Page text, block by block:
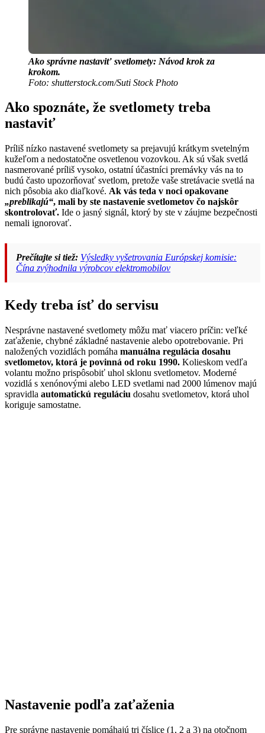
Ako správne nastaviť svetlomety: Návod krok za
krokom.
Foto: shutterstock.com/Suti Stock Photo
Ako spoznáte, že svetlomety treba
nastaviť
Príliš nízko nastavené svetlomety sa prejavujú krátkym svetelným
kužeľom a nedostatočne osvetlenou vozovkou. Ak sú však svetlá
nasmerované príliš vysoko, ostatní účastníci premávky vás na to
budú často upozorňovať svetlom, pretože vaše stretávacie svetlá na
nich pôsobia ako diaľkové. Ak vás teda v noci opakovane
„preblikajú“, mali by ste nastavenie svetlometov čo najskôr
skontrolovať. Ide o jasný signál, ktorý by ste v záujme bezpečnosti
nemali ignorovať.
Prečítajte si tiež: Výsledky vyšetrovania Európskej komisie:
Čína zvýhodnila výrobcov elektromobilov
Kedy treba ísť do servisu
Nesprávne nastavené svetlomety môžu mať viacero príčin: veľké
zaťaženie, chybné základné nastavenie alebo opotrebovanie. Pri
naložených vozidlách pomáha manuálna regulácia dosahu
svetlometov, ktorá je povinná od roku 1990. Kolieskom vedľa
volantu možno prispôsobiť uhol sklonu svetlometov. Moderné
vozidlá s xenónovými alebo LED svetlami nad 2000 lúmenov majú
spravidla automatickú reguláciu dosahu svetlometov, ktorá uhol
koriguje samostatne.
Nastavenie podľa zaťaženia
Pre správne nastavenie pomáhajú tri číslice (1, 2 a 3) na otočnom